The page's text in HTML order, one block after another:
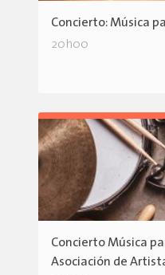
Concierto: Música
20h00
Concierto Música
Asociación de